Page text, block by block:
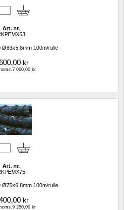
Art. nr.
Ø63x5,8mm 100m/rulle
kr
000,00 kr
Art. nr.
Ø75x6,8mm 100m/rulle
kr
250,00 kr